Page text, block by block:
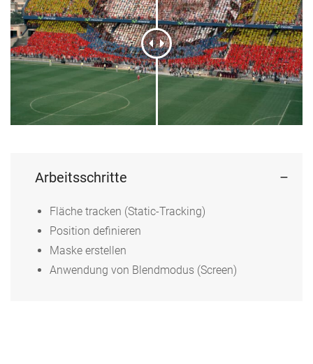
Arbeitsschritte
Fläche tracken (Static-Tracking)
Position definieren
Maske erstellen
Anwendung von Blendmodus (Screen)